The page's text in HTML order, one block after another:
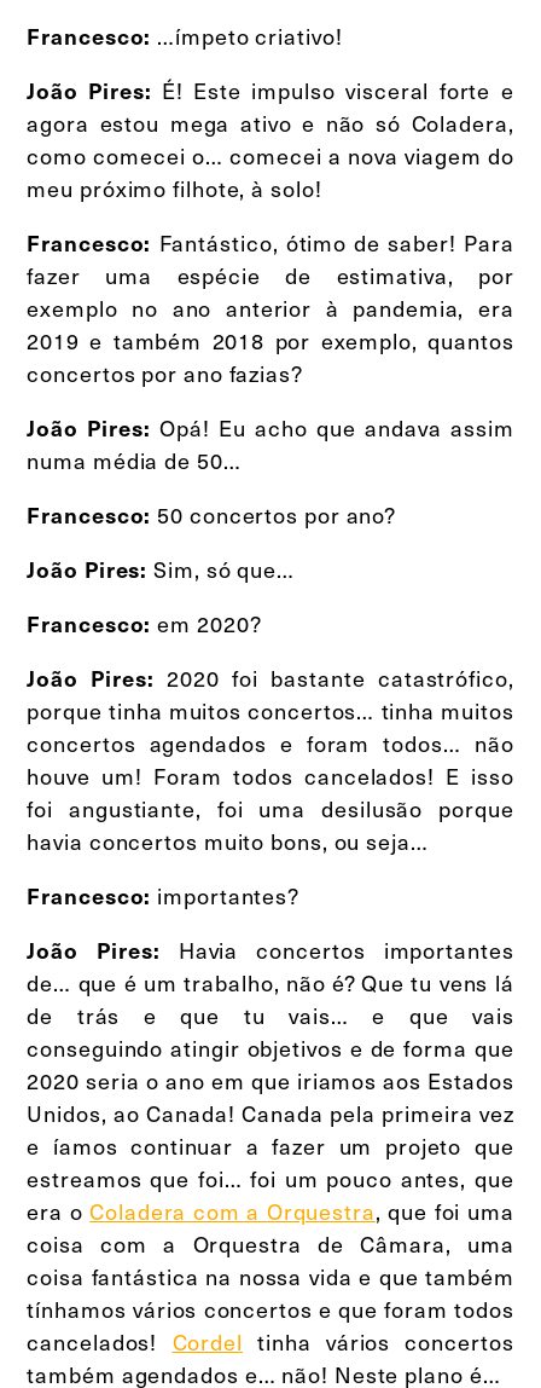
Francesco: …ímpeto criativo!
João Pires: É! Este impulso visceral forte e
agora estou mega ativo e não só Coladera,
como comecei o… comecei a nova viagem do
meu próximo filhote, à solo!
Francesco: Fantástico, ótimo de saber! Para
fazer uma espécie de estimativa, por
exemplo no ano anterior à pandemia, era
2019 e também 2018 por exemplo, quantos
concertos por ano fazias?
João Pires:Opá! Eu acho que andava assim
numa média de 50…
Francesco: 50 concertos por ano?
João Pires:Sim, só que…
Francesco: em 2020?
João Pires:2020 foi bastante catastrófico,
porque tinha muitos concertos… tinha muitos
concertos agendados e foram todos… não
houve um! Foram todos cancelados! E isso
foi angustiante, foi uma desilusão porque
havia concertos muito bons, ou seja…
Francesco: importantes?
João Pires: Havia concertos importantes
de… que é um trabalho, não é? Que tu vens lá
de trás e que tu vais… e que vais
conseguindo atingir objetivos e de forma que
2020 seria o ano em que iriamos aos Estados
Unidos, ao Canada! Canada pela primeira vez
e íamos continuar a fazer um projeto que
estreamos que foi… foi um pouco antes, que
era oColadera com a Orquestra, que foi uma
coisa com a Orquestra de Câmara, uma
coisa fantástica na nossa vida e que também
tínhamos vários concertos e que foram todos
cancelados! Cordel tinha vários concertos
também agendados e… não! Neste plano é…